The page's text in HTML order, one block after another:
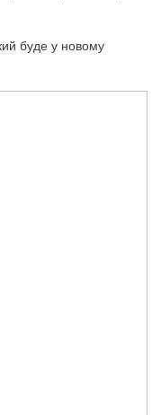
буде у новому